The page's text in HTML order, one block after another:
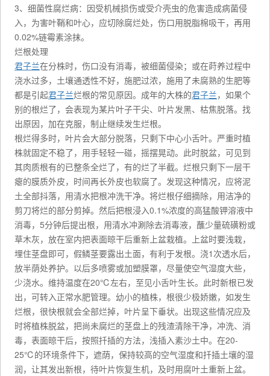
3、细菌性腐烂病：因受机械损伤或受介壳虫的危害造成病菌侵
入，为害叶鞘和叶心，应切除腐烂处，伤口用脱脂棉吸干，再用
0.02%链霉素涂抹。
烂根处理
君子兰在分株时，伤口没有消毒，被细菌侵染；或在莳养过程中
浇水过多，土壤通透性不好，施肥过浓，施用了未腐熟的生肥等
都是引起君子兰烂根的常见原因。成年的大株的君子兰，如果个
别的根烂了，会表现为某片叶子干尖、叶片发黑、枯焦脱落。找
出原因，加在克服，制止继续发生烂根。
根烂得多时，叶片会大部分脱落，只剩下中心小舌叶。严重时植
株就固定不稳了，用手轻轻一碰，摇摆晃动。此时脱盆，可见到
其肉质根有的已整条全烂了，有的烂了半截。烂根只剩下一层干
瘪的膜质外皮，时间再长外皮也软腐了。发现这种情况，应将泥
土全部抖落，用清水把根冲洗干净。将烂根仔细摘除，用洁净的
剪刀将烂的部分剪掉。然后把根浸入0.1%浓度的高猛酸钾溶液中
消毒，5分钟后提出根，用清水冲涮除去消毒液，蘸少量硫磺粉或
草木灰，放在室内把表面晾干后重新上盆栽植。上盆时要浅栽，
埋住茎盘即可，假鳞茎要露出土面，有利于发根。浇1次透水后，
放半荫处养护。以后多喷雾或加塑膜罩，尽量使空气湿度大些，
少浇水。维持温度在20℃左右，至见小舌叶生长。此时新根已发
出，可转入正常水肥管理。幼小的植株，根很少极娇嫩，如发生
烂根，很快根就会全部烂掉，叶片呈下垂状。出现这些情况应及
时将植株脱盆，把尚未腐烂的茎盘上的残渣清除干净，冲洗、消
毒，表面晾干后，按照扦插的方法，浅插入素沙土中。在20-
25℃的环境条件下，遮荫，保持较高的空气湿度和扦插土壤的湿
润，让其发出新根，待叶片恢复生机，及时用腐叶土重新上盆。